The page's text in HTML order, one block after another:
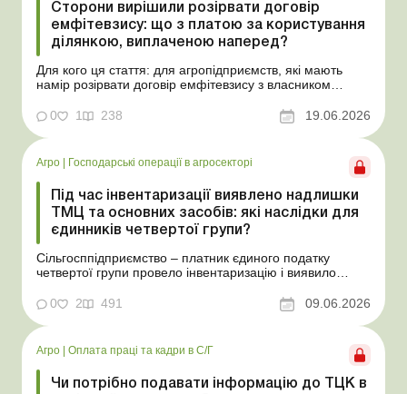
Сторони вирішили розірвати договір
емфітевзису: що з платою за користування
ділянкою, виплаченою наперед?
Для кого ця стаття: для агропідприємств, які мають
намір розірвати договір емфітевзису з власником
ситуацію тим, що плата за користування земельною
ділянкою була виплачена власнику наперед за декілька
років. У такому разі перед емфітевтом і власник...
0 1 238 19.06.2026
Агро Господарські операції в агросекторі
Під час інвентаризації виявлено надлишки
ТМЦ та основних засобів: які наслідки для
єдинників четвертої групи?
Сільгосппідприємство – платник єдиного податку
четвертої групи провело інвентаризацію і виявило
товарів, продукції власного виробництва, а також
основних засобів (далі – ОЗ). Як вплинуть такі
надлишки при їх оприбуткуванні на частку сільгоспто...
0 2 491 09.06.2026
Агро Оплата праці та кадри в С/Г
Чи потрібно подавати інформацію до ТЦК в